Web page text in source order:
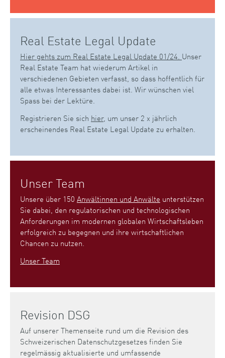
Real Estate Legal Update
Hier gehts zum Real Estate Legal Update 01/24. Unser
Real Estate Team hat wiederum Artikel in
verschiedenen Gebieten verfasst, so dass hoffentlich für
alle etwas Interessantes dabei ist. Wir wünschen viel
Spass bei der Lektüre.
Registrieren Sie sich hier, um unser 2 x jährlich
erscheinendes Real Estate Legal Update zu erhalten.
Unser Team
Unsere über 150 Anwältinnen und Anwälte unterstützen
Sie dabei, den regulatorischen und technologischen
Anforderungen im modernen globalen Wirtschaftsleben
erfolgreich zu begegnen und ihre wirtschaftlichen
Chancen zu nutzen.
Unser Team
Revision DSG
Auf unserer Themenseite rund um die Revision des
Schweizerischen Datenschutzgesetzes finden Sie
regelmässig aktualisierte und umfassende